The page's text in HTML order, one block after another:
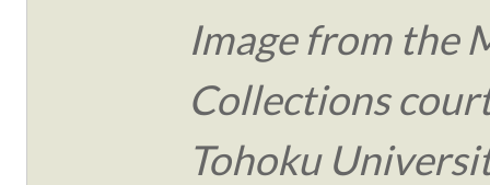
Image from the
Collections
Tohoku